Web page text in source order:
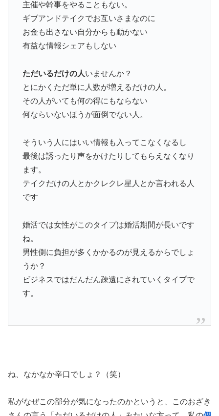
主催や幹事をやることもない。
ギブアンドテイクでお互いさまなのに
お金も出さない自分からも動かない
有益な情報シェアもしない
ただいるだけの人いませんか？
とにかくただ単に人数が増えるだけの人。
その人がいても何の得にもならない
何ならいないほうが面倒でない人。
そういう人にはいい情報も入ってこなくなるし
最後は誘ったり声をかけたりしてもらえなくなり
ます。
テイクだけの人とかクレクレ星人とか言われる人
です
婚活では女性がこのタイプは婚活期間が長いです
ね。
男性側に負担が多くかかるのが見えるからでしょ
うか？
ビジネスではだんだん疎遠にされていくタイプで
す。
ね、なかなか辛口でしょ？（笑）
私がなぜこの部分が気になったのかというと、このおざき